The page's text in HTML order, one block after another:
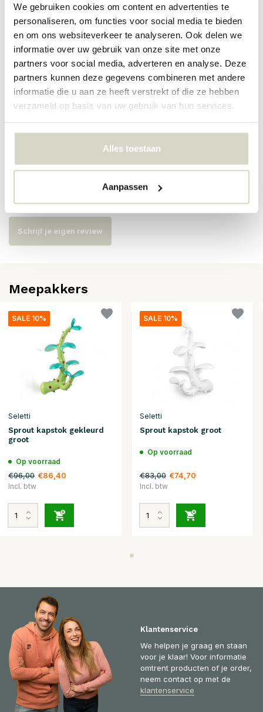
We gebruiken cookies om content en advertenties te
personaliseren, om functies voor social media te bieden
en om ons websiteverkeer te analyseren. Ook delen we
informatie over uw gebruik van onze site met onze
partners voor social media, adverteren en analyse. Deze
partners kunnen deze gegevens combineren met andere
informatie die u aan ze heeft verstrekt of die ze hebben
verzameld op basis van uw gebruik van hun services.
Alles toestaan
Aanpassen
Materiaal: hars
PRODUCTSPECIFICATIES
Artikelnummer 14635
14635
Reviews
Er zijn nog geen reviews geschreven over dit product..
Schrijf je eigen review
Meepakkers
SALE 10%
Seletti
Sprout kapstok gekleurd
groot
Op voorraad
€96,00 €86,40
Incl. btw
SALE 10%
Seletti
Sprout kapstok groot
Op voorraad
€83,00 €74,70
Incl. btw
Klantenservice
We helpen je graag en staan
voor je klaar! Voor informatie
omtrent producten of je order,
neem contact op met de
klantenservice